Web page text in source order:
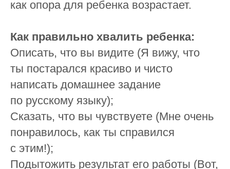
как опора для ребенка возрастает.
Как правильно хвалить ребенка:
Описать, что вы видите (Я вижу, что
ты постарался красиво и чисто
написать домашнее задание
по русскому языку);
Сказать, что вы чувствуете (Мне очень
понравилось, как ты справился
с этим!);
Подытожить результат его работы (Вот,